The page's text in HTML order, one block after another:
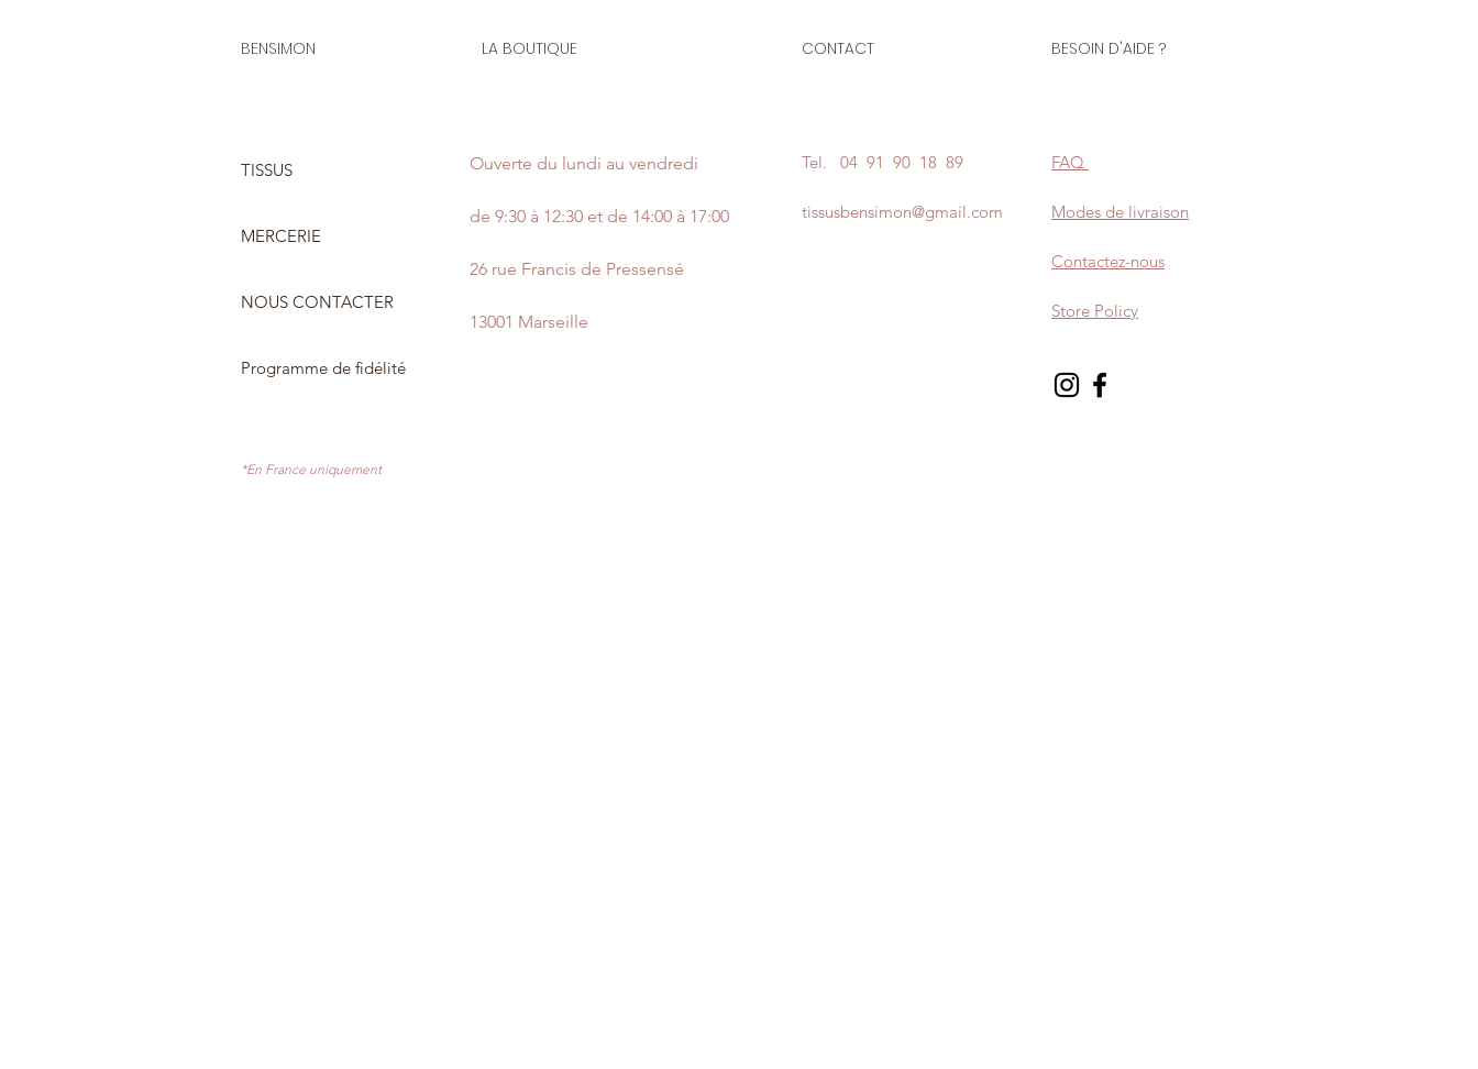
tissu est transparent, il faudra donc le doubler
BENSIMON
TISSUS
MERCERIE
NOUS CONTACTER
Programme de fidélité
LA BOUTIQUE
Ouverte du lundi au vendredi
de 9:30 à 12:30 et de 14:00 à 17:00
26 rue Francis de Pressensé
13001 Marseille
CONTACT BESOIN D'AIDE ?
Tel. 04 91 90 18 89
tissusbensimon@gmail.com
FAQ
Modes de livraison
Contactez-nous
Store Policy
*En France uniquement